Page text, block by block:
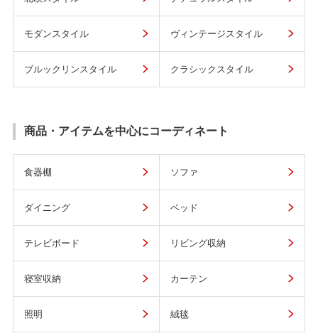
モダンスタイル ヴィンテージスタイル
ブルックリンスタイル クラシックスタイル
商品・アイテムを中心にコーディネート
食器棚 ソファ
ダイニング ベッド
テレビボード リビング収納
寝室収納 カーテン
照明 絨毯